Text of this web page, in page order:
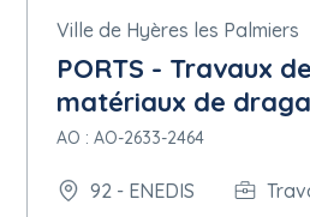
Il s'agit d'un marché récurrent
Participation réservée:
La participation n'est pas réservée.
Les noms et les qualifications
Le marché relève de l'accord sur
Ville de Hyères les Palmiers
PORTS - Travaux
matériaux de
AO : AO-2633-2464
92 - ENEDIS